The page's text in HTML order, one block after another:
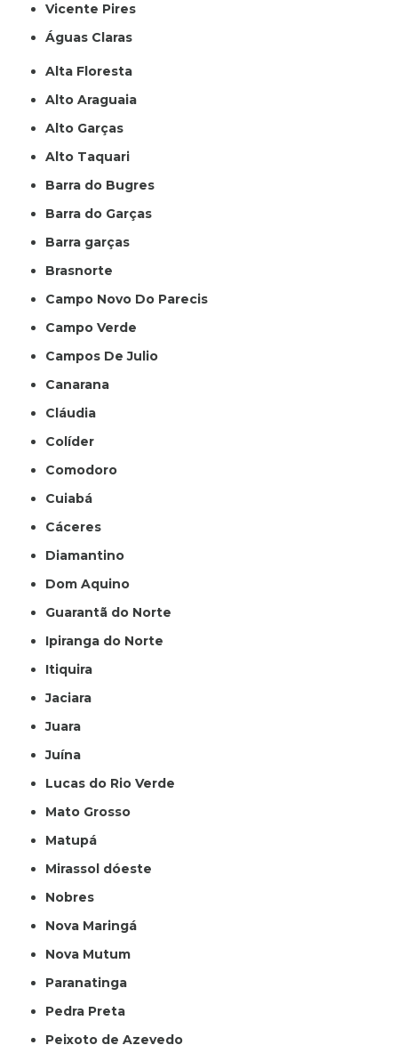
Vicente Pires
Águas Claras
Alta Floresta
Alto Araguaia
Alto Garças
Alto Taquari
Barra do Bugres
Barra do Garças
Barra garças
Brasnorte
Campo Novo Do Parecis
Campo Verde
Campos De Julio
Canarana
Cláudia
Colíder
Comodoro
Cuiabá
Cáceres
Diamantino
Dom Aquino
Guarantã do Norte
Ipiranga do Norte
Itiquira
Jaciara
Juara
Juína
Lucas do Rio Verde
Mato Grosso
Matupá
Mirassol dóeste
Nobres
Nova Maringá
Nova Mutum
Paranatinga
Pedra Preta
Peixoto de Azevedo